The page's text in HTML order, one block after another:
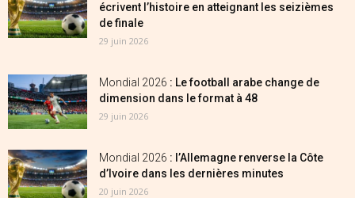
écrivent l’histoire en atteignant les seizièmes
de finale
29 juin 2026
Mondial 2026 : Le football arabe change de
dimension dans le format à 48
29 juin 2026
Mondial 2026 : l’Allemagne renverse la Côte
d’Ivoire dans les dernières minutes
20 juin 2026